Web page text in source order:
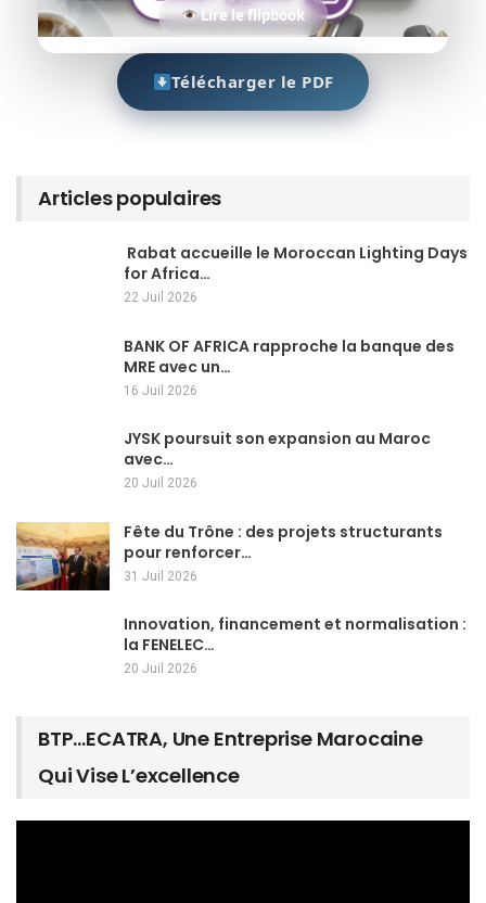
Lire le flipbook
Télécharger le PDF
Articles populaires
Rabat accueille le Moroccan Lighting Days
for Africa…
22 Juil 2026
BANK OF AFRICA rapproche la banque des
MRE avec un…
16 Juil 2026
JYSK poursuit son expansion au Maroc
avec…
20 Juil 2026
Fête du Trône : des projets structurants
pour renforcer…
31 Juil 2026
Innovation, financement et normalisation :
la FENELEC…
20 Juil 2026
BTP…ECATRA, Une Entreprise Marocaine
Qui Vise L’excellence